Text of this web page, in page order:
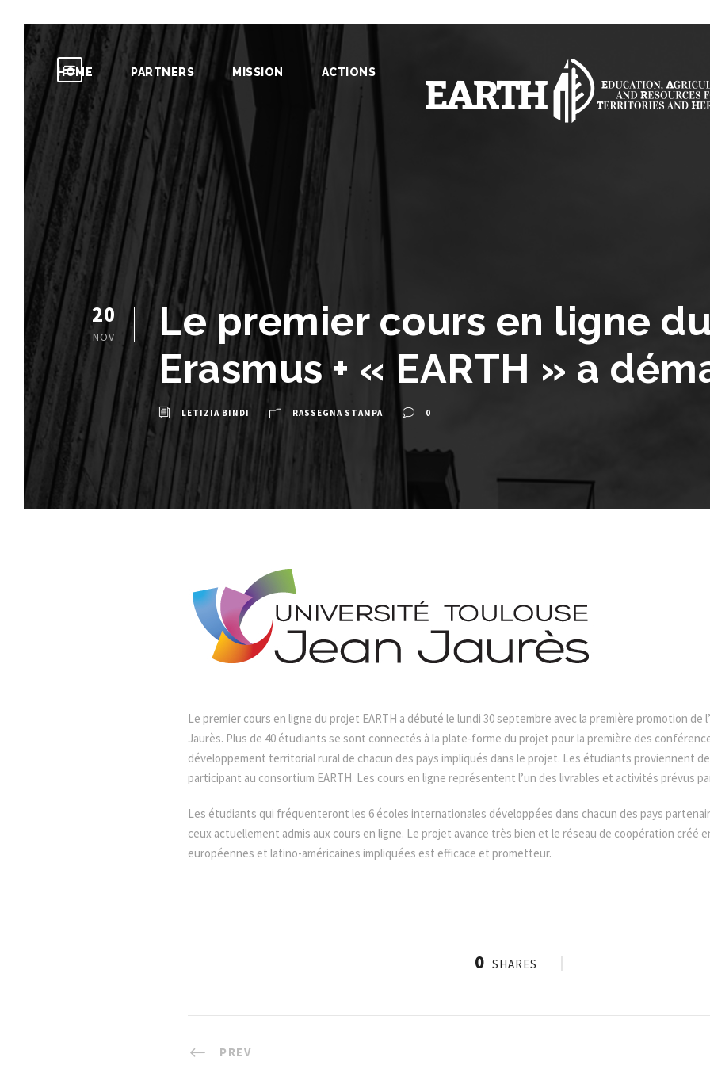
HOME PARTNERS MISSION ACTIONS
20
NOV
Le premier cours en ligne
Erasmus + « EARTH » a
LETIZIA BINDI RASSEGNA STAMPA 0
Le premier cours en ligne du projet EARTH a débuté le lundi 30 septembre avec la première promotion de
Jaurès. Plus de 40 étudiants se sont connectés à la plate-forme du projet pour la première des
développement territorial rural de chacun des pays impliqués dans le projet. Les étudiants proviennent
participant au consortium EARTH. Les cours en ligne représentent l’un des livrables et activités prévus
Les étudiants qui fréquenteront les 6 écoles internationales développées dans chacun des pays
ceux actuellement admis aux cours en ligne. Le projet avance très bien et le réseau de coopération créé
européennes et latino-américaines impliquées est efficace et prometteur.
0 SHARES
PREV